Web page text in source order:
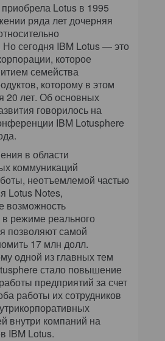
Lotus в 1995
ряда лет дочерняя
Но сегодня IBM Lotus — это
которое
семейства
которому в этом
20 лет. Об основных
говорилось на
IBM Lotusphere
в области
коммуникаций
неотъемлемой частью
Lotus Notes,
возможность
режиме реального
позволяют самой
17 млн долл.
одной из главных тем
стало повышение
предприятий за счет
работы их сотрудников
внутри компаний на
IBM Lotus.